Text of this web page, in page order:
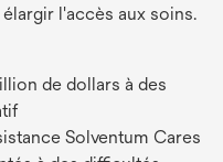
l'accès aux soins.
de dollars à des
Solventum Cares